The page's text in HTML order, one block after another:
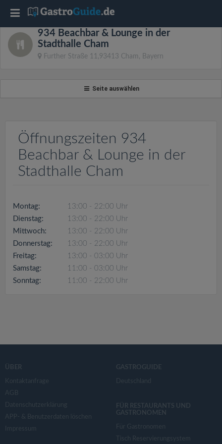
934 Beachbar & Lounge in der
Stadthalle Cham
Further Straße 11,93413 Cham, Bayern
Seite auswählen
Öffnungszeiten 934
Beachbar & Lounge in der
Stadthalle Cham
Montag:
13:00 - 22:00 Uhr
Dienstag:
13:00 - 22:00 Uhr
Mittwoch:
13:00 - 22:00 Uhr
Donnerstag:
13:00 - 22:00 Uhr
Freitag:
13:00 - 03:00 Uhr
Samstag:
11:00 - 03:00 Uhr
Sonntag:
11:00 - 22:00 Uhr
ÜBER
Kontaktanfrage
AGB
Datenschutzerklärung
APP- & Benutzerdaten löschen
Impressum
GASTROGUIDE
Deutschland
FÜR RESTAURANTS UND
GASTRONOMEN
Für Gastronomen
Tisch Reservierungsystem
T
o
e
n
v
o
n